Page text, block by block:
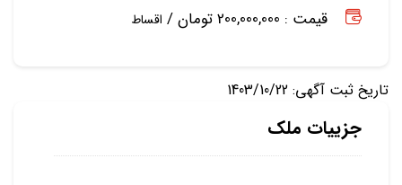
قیمت : 200,000,000 تومان /
اقساط
تاریخ ثبت آگهی: 1403/10/22
جزییات ملک